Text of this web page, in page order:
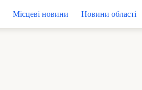
Місцеві новини Новини області